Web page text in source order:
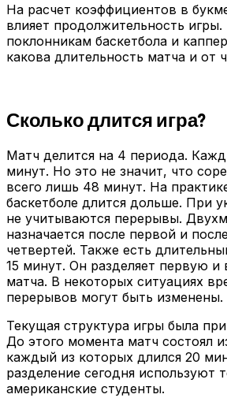
На расчет коэффициентов в
влияет продолжительность
поклонникам баскетбола и
какова длительность матча и от
Сколько длится игра?
Матч делится на 4 периода.
минут. Но это не значит, что
всего лишь 48 минут. На
баскетболе длится дольше. При
не учитываются перерывы.
назначается после первой и
четвертей. Также есть
15 минут. Он разделяет первую
матча. В некоторых ситуациях
перерывов могут быть изменены.
Текущая структура игры была
До этого момента матч состоял
каждый из которых длился 20
разделение сегодня используют
американские студенты.